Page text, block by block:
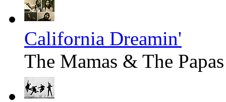
California Dreamin'
The Mamas & The Papas